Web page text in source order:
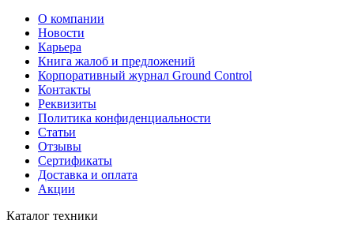
О компании
Новости
Карьера
Книга жалоб и предложений
Корпоративный журнал Ground Control
Контакты
Реквизиты
Политика конфиденциальности
Статьи
Отзывы
Сертификаты
Доставка и оплата
Акции
Каталог техники